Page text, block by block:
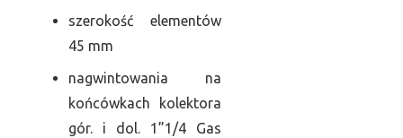
szerokość elementów
45 mm
nagwintowania na
końcówkach kolektora
gór. i dol. 1”1/4 Gas